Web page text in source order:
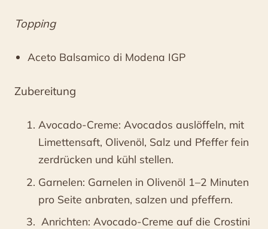
Topping
Aceto Balsamico di Modena IGP
Zubereitung
Avocado-Creme: Avocados auslöffeln, mit
Limettensaft, Olivenöl, Salz und Pfeffer fein
zerdrücken und kühl stellen.
Garnelen: Garnelen in Olivenöl 1–2 Minuten
pro Seite anbraten, salzen und pfeffern.
Anrichten: Avocado-Creme auf die Crostini